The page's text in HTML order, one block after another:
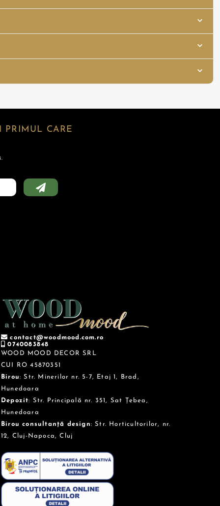
PRIMUL CARE
contact@woodmood.com.ro
0740083848
WOOD MOOD DECOR SRL
CUI RO 45870351
Birou: Str. Minerilor nr. 5-7, Etaj 1, Brad,
Hunedoara
Depozit: Str. Principală nr. 351, Sat Țebea,
Hunedoara
Birou consultanță design: Str. Horticultorilor, nr.
12, Cluj-Napoca, Cluj